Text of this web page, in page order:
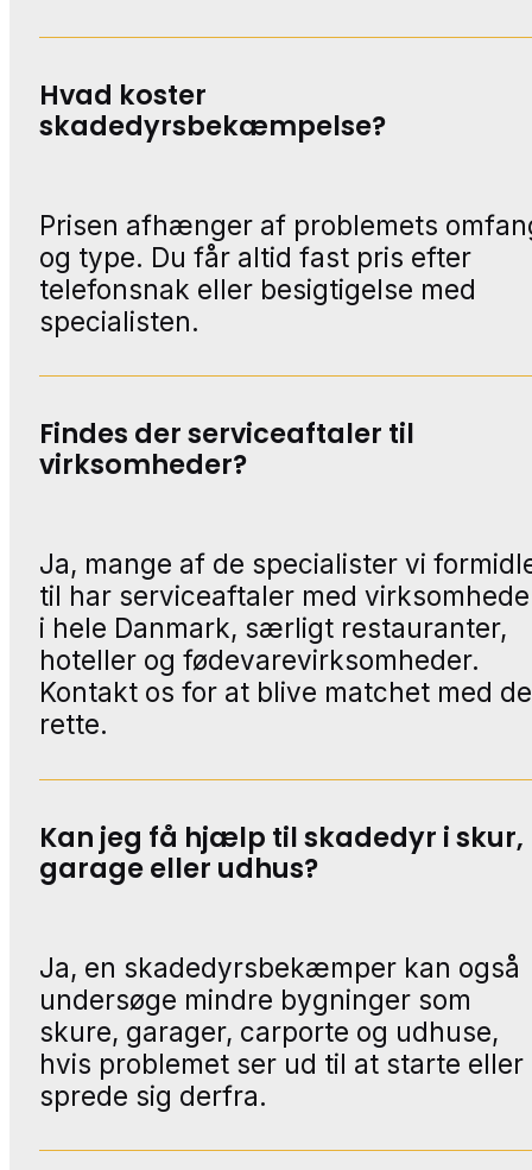
Hvad koster
skadedyrsbekæmpelse?
Prisen afhænger af problemets
og type. Du får altid fast pris efter
telefonsnak eller besigtigelse med
specialisten.
Findes der serviceaftaler til
virksomheder?
Ja, mange af de specialister vi
til har serviceaftaler med
i hele Danmark, særligt restauranter,
hoteller og fødevarevirksomheder.
Kontakt os for at blive matchet med
rette.
Kan jeg få hjælp til skadedyr i skur,
garage eller udhus?
Ja, en skadedyrsbekæmper kan også
undersøge mindre bygninger som
skure, garager, carporte og udhuse,
hvis problemet ser ud til at starte eller
sprede sig derfra.